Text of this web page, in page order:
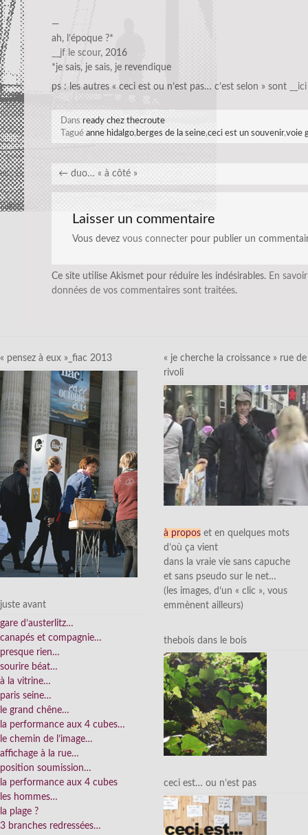
—
ah, l’époque ?*
__jf le scour, 2016
*je sais, je sais, je revendique
ps : les autres « ceci est ou n’est pas… c’est selon » sont
__ici
Dans ready chez thecroute
Tagué anne hidalgo, berges de la seine,ceci est un souvenir,voie
← duo… « à côté »
Laisser un commentaire
Vous devez vous connecter pour publier un
Ce site utilise Akismet pour réduire les indésirables. En
données de vos commentaires sont traitées.
« pensez à eux »_fiac 2013
juste avant
gare d’austerlitz…
canapés et compagnie…
presque rien…
sourire béat…
à la vitrine…
paris seine…
le grand chêne…
la performance aux 4 cubes…
le chemin de l’image…
affichage à la rue…
position soumission…
la performance aux 4 cubes
les hommes…
la plage ?
3 branches redressées…
« je cherche la croissance » rue de
rivoli
à propos et en quelques mots
d’où ça vient
dans la vraie vie sans capuche
et sans pseudo sur le net…
(les images, d’un « clic », vous
emmènent ailleurs)
thebois dans le bois
ceci est… ou n’est pas